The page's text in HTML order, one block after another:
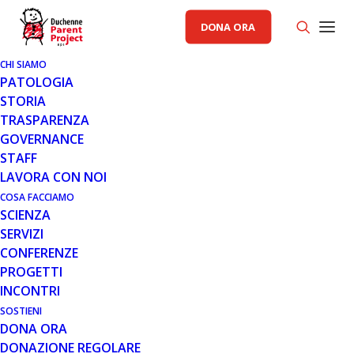
DONA ORA
CHI SIAMO
PATOLOGIA
STORIA
TRASPARENZA
GOVERNANCE
STAFF
LAVORA CON NOI
COSA FACCIAMO
SCIENZA
SERVIZI
CONFERENZE
PROGETTI
INCONTRI
SOSTIENI
DONA ORA
DONAZIONE REGOLARE
AREA SCIENZA PP
4 OTT 2022
VAMOROLONE: PRESENTATA
ALL’EMA LA RICHIESTA DI
AUTORIZZAZIONE ALLA
COMMERCIALIZZAZIONE